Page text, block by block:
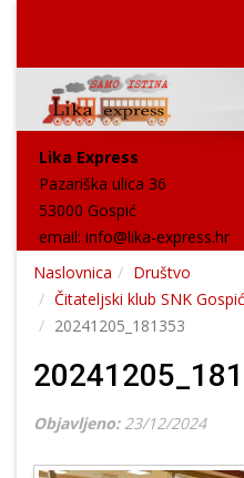
Lika Express
Pazariška ulica 36
53000 Gospić
email: info@lika-express.hr
Naslovnica
Društvo
Čitateljski klub SNK
20241205_181353
Objavljeno: 23/12/2024